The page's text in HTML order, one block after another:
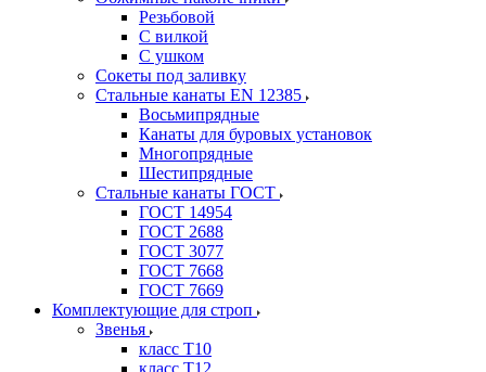
Резьбовой
С вилкой
С ушком
Сокеты под заливку
Стальные канаты EN 12385
Восьмипрядные
Канаты для буровых установок
Многопрядные
Шестипрядные
Стальные канаты ГОСТ
ГОСТ 14954
ГОСТ 2688
ГОСТ 3077
ГОСТ 7668
ГОСТ 7669
Комплектующие для строп
Звенья
класс Т10
класс Т12